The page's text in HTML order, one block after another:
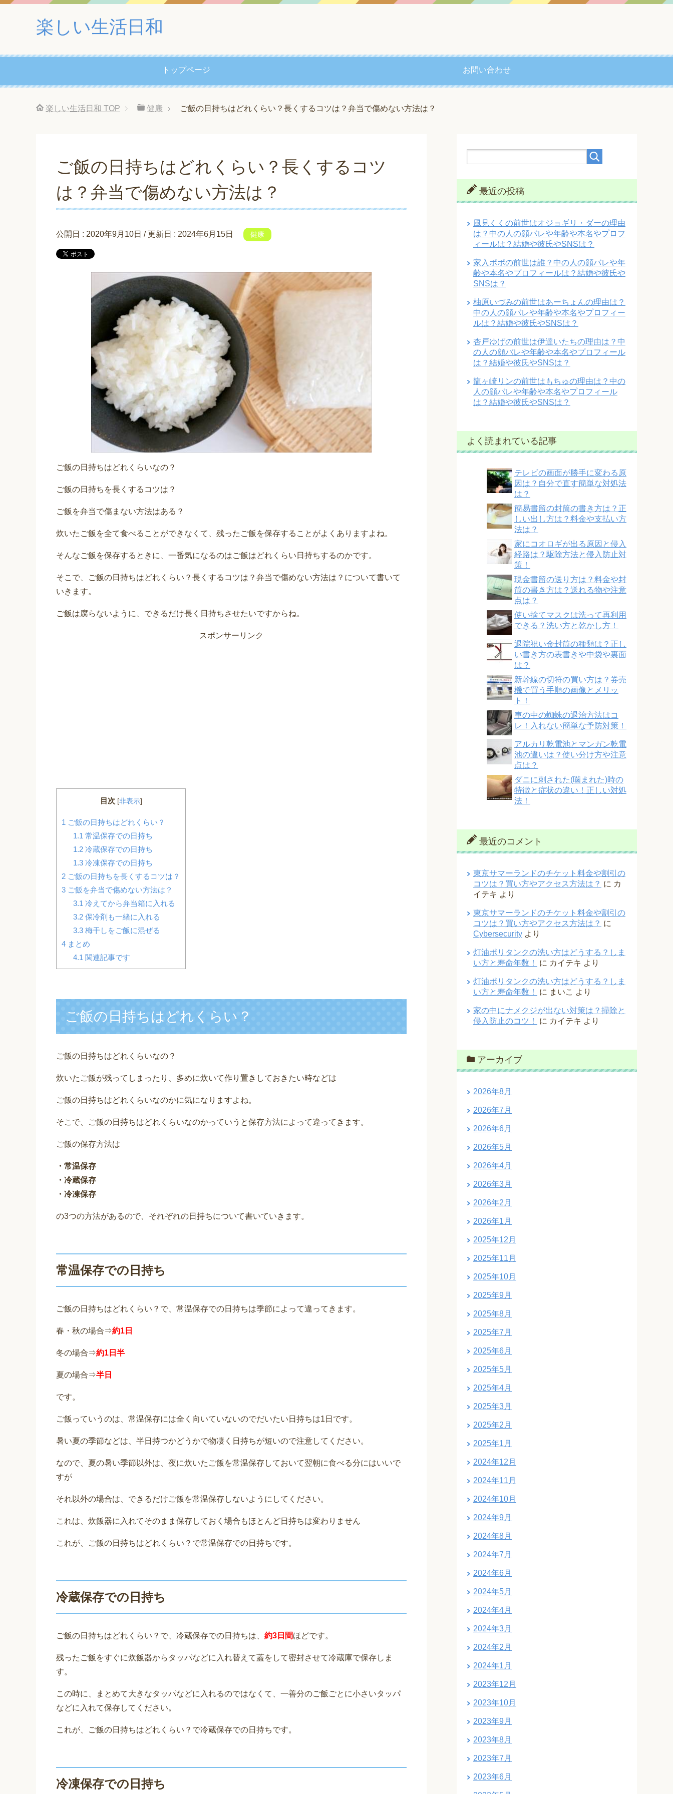
楽しい生活日和
トップページ お問い合わせ
楽しい生活日和 TOP 健康 ご飯の日持ちはどれくらい？長くするコツは？弁当で傷めない方法は？
ご飯の日持ちはどれくらい？長くするコツ
は？弁当で傷めない方法は？
公開日 : 2020年9月10日 / 更新日 : 2024年6月15日 健康
ご飯の日持ちはどれくらいなの？
ご飯の日持ちを長くするコツは？
ご飯を弁当で傷まない方法はある？
炊いたご飯を全て食べることができなくて、残ったご飯を保存することがよくありますよね。
そんなご飯を保存するときに、一番気になるのはご飯はどれくらい日持ちするのかです。
そこで、ご飯の日持ちはどれくらい？長くするコツは？弁当で傷めない方法は？について書いて
いきます。
ご飯は腐らないように、できるだけ長く日持ちさせたいですからね。
スポンサーリンク
目次 [非表示]
1 ご飯の日持ちはどれくらい？
1.1 常温保存での日持ち
1.2冷蔵保存での日持ち
1.3冷凍保存での日持ち
2 ご飯の日持ちを長くするコツは？
3 ご飯を弁当で傷めない方法は？
3.1 冷えてから弁当箱に入れる
3.2保冷剤も一緒に入れる
3.3梅干しをご飯に混ぜる
4 まとめ
4.1 関連記事です
ご飯の日持ちはどれくらい？
ご飯の日持ちはどれくらいなの？
炊いたご飯が残ってしまったり、多めに炊いて作り置きしておきたい時などは
ご飯の日持ちはどれくらいなのかに気になりますよね。
そこで、ご飯の日持ちはどれくらいなのかっていうと保存方法によって違ってきます。
ご飯の保存方法は
・常温保存
・冷蔵保存
・冷凍保存
の3つの方法があるので、それぞれの日持ちについて書いていきます。
常温保存での日持ち
ご飯の日持ちはどれくらい？で、常温保存での日持ちは季節によって違ってきます。
春・秋の場合⇒約1日
冬の場合⇒約1日半
夏の場合⇒半日
です。
ご飯っていうのは、常温保存には全く向いていないのでだいたい日持ちは1日です。
暑い夏の季節などは、半日持つかどうかで物凄く日持ちが短いので注意してください。
なので、夏の暑い季節以外は、夜に炊いたご飯を常温保存しておいて翌朝に食べる分にはいいで
すが
それ以外の場合は、できるだけご飯を常温保存しないようにしてください。
これは、炊飯器に入れてそのまま保存しておく場合もほとんど日持ちは変わりません
これが、ご飯の日持ちはどれくらい？で常温保存での日持ちです。
冷蔵保存での日持ち
ご飯の日持ちはどれくらい？で、冷蔵保存での日持ちは、 約3日間ほどです。
残ったご飯をすぐに炊飯器からタッパなどに入れ替えて蓋をして密封させて冷蔵庫で保存しま
す。
この時に、まとめて大きなタッパなどに入れるのではなくて、一善分のご飯ごとに小さいタッパ
などに入れて保存してください。
これが、ご飯の日持ちはどれくらい？で冷蔵保存での日持ちです。
冷凍保存での日持ち
最近の投稿
風見くくの前世はオジョギリ・ダーの理由
は？中の人の顔バレや年齢や本名やプロフ
ィールは？結婚や彼氏やSNSは？
家入ポポの前世は誰？中の人の顔バレや年
齢や本名やプロフィールは？結婚や彼氏や
SNSは？
柚原いづみの前世はあーちょんの理由は？
中の人の顔バレや年齢や本名やプロフィー
ルは？結婚や彼氏やSNSは？
杏戸ゆげの前世は伊達いたちの理由は？中
の人の顔バレや年齢や本名やプロフィール
は？結婚や彼氏やSNSは？
龍ヶ崎リンの前世はもちゅの理由は？中の
人の顔バレや年齢や本名やプロフィール
は？結婚や彼氏やSNSは？
よく読まれている記事
テレビの画面が勝手に変わる原
因は？自分で直す簡単な対処法
は？
簡易書留の封筒の書き方は？正
しい出し方は？料金や支払い方
法は？
家にコオロギが出る原因と侵入
経路は？駆除方法と侵入防止対
策！
現金書留の送り方は？料金や封
筒の書き方は？送れる物や注意
点は？
使い捨てマスクは洗って再利用
できる？洗い方と乾かし方！
退院祝い金封筒の種類は？正し
い書き方の表書きや中袋や裏面
は？
新幹線の切符の買い方は？券売
機で買う手順の画像とメリッ
ト！
車の中の蜘蛛の退治方法はコ
レ！入れない簡単な予防対策！
アルカリ乾電池とマンガン乾電
池の違いは？使い分け方や注意
点は？
ダニに刺された(噛まれた)時の
特徴と症状の違い！正しい対処
法！
最近のコメント
東京サマーランドのチケット料金や割引の
コツは？買い方やアクセス方法は？ に カ
イテキ より
東京サマーランドのチケット料金や割引の
コツは？買い方やアクセス方法は？ に
Cybersecurity より
灯油ポリタンクの洗い方はどうする？しま
い方と寿命年数！
に カイテキ より
灯油ポリタンクの洗い方はどうする？しま
い方と寿命年数！
に まいこ より
家の中にナメクジが出ない対策は？掃除と
侵入防止のコツ！
に カイテキ より
アーカイブ
2026年8月
2026年7月
2026年6月
2026年5月
2026年4月
2026年3月
2026年2月
2026年1月
2025年12月
2025年11月
2025年10月
2025年9月
2025年8月
2025年7月
2025年6月
2025年5月
2025年4月
2025年3月
2025年2月
2025年1月
2024年12月
2024年11月
2024年10月
2024年9月
2024年8月
2024年7月
2024年6月
2024年5月
2024年4月
2024年3月
2024年2月
2024年1月
2023年12月
2023年10月
2023年9月
2023年8月
2023年7月
2023年6月